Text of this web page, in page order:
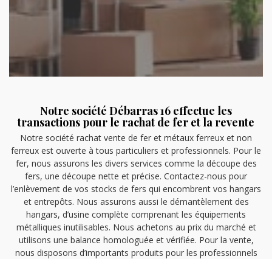
Notre société Débarras 16 effectue les
transactions pour le rachat de fer et la revente
Notre société rachat vente de fer et métaux ferreux et non
ferreux est ouverte à tous particuliers et professionnels. Pour le
fer, nous assurons les divers services comme la découpe des
fers, une découpe nette et précise. Contactez-nous pour
l’enlèvement de vos stocks de fers qui encombrent vos hangars
et entrepôts. Nous assurons aussi le démantèlement des
hangars, d’usine complète comprenant les équipements
métalliques inutilisables. Nous achetons au prix du marché et
utilisons une balance homologuée et vérifiée. Pour la vente,
nous disposons d’importants produits pour les professionnels